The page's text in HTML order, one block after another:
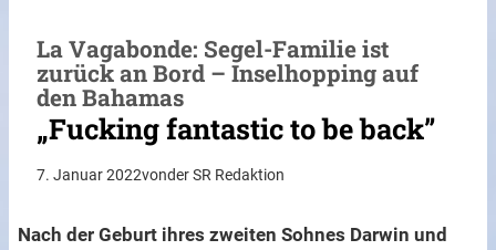
La Vagabonde: Segel-Familie ist
zurück an Bord – Inselhopping auf
den Bahamas
„Fucking fantastic to be back”
7. Januar 2022vonder SR Redaktion
Nach der Geburt ihres zweiten Sohnes Darwin und